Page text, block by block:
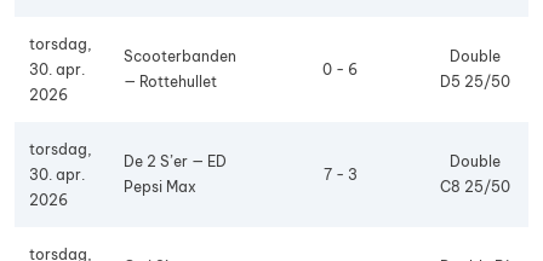
torsdag,
30. apr.
2026
Scooterbanden
— Rottehullet
0 - 6
Double
D5 25/50
torsdag,
30. apr.
2026
De 2 S’er — ED
Pepsi Max
7 - 3
Double
C8 25/50
torsdag,